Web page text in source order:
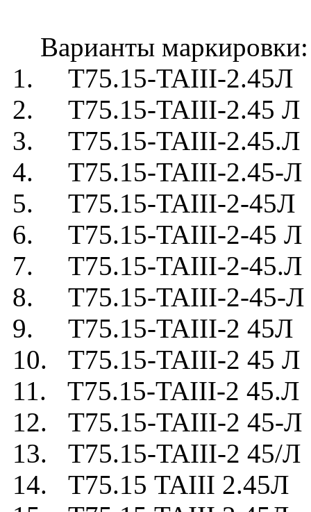
Варианты маркировки:
1. Т75.15-TAIII-2.45Л
2. Т75.15-TAIII-2.45 Л
3. Т75.15-TAIII-2.45.Л
4. Т75.15-TAIII-2.45-Л
5. Т75.15-TAIII-2-45Л
6. Т75.15-TAIII-2-45 Л
7. Т75.15-TAIII-2-45.Л
8. Т75.15-TAIII-2-45-Л
9. Т75.15-TAIII-2 45Л
10. Т75.15-TAIII-2 45 Л
11. Т75.15-TAIII-2 45.Л
12. Т75.15-TAIII-2 45-Л
13. Т75.15-TAIII-2 45/Л
14. Т75.15 TAIII 2.45Л